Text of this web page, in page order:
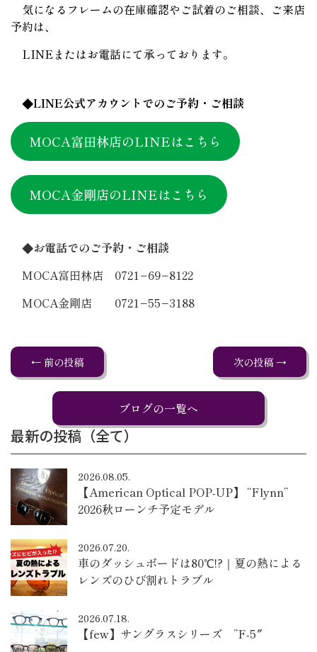
気になるフレームの在庫確認やご試着のご相談、ご来店
予約は、
LINEまたはお電話にて承っております。
◆LINE公式アカウントでのご予約・ご相談
MOCA富田林店のLINEはこちら
MOCA金剛店のLINEはこちら
◆お電話でのご予約・ご相談
MOCA富田林店 0721−69−8122
MOCA金剛店 0721−55−3188
← 前の投稿 次の投稿 →
ブログの一覧へ
最新の投稿（全て）
2026.08.05.
【American Optical POP-UP】 “Flynn”
2026秋ローンチ予定モデル
2026.07.20.
車のダッシュボードは80℃!?｜夏の熱による
レンズのひび割れトラブル
2026.07.18.
【few】サングラスシリーズ ”F-5″